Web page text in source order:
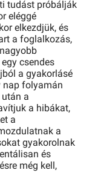
tudást próbálják
eléggé
elkezdjük, és
a foglalkozás,
csendes
a gyakorlásé
nap folyamán
a
a hibákat,
a
a
gyakorolnak
és
még kell,